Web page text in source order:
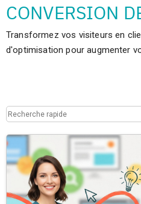
CONVERSION
Transformez vos visiteurs en
d'optimisation pour augmenter